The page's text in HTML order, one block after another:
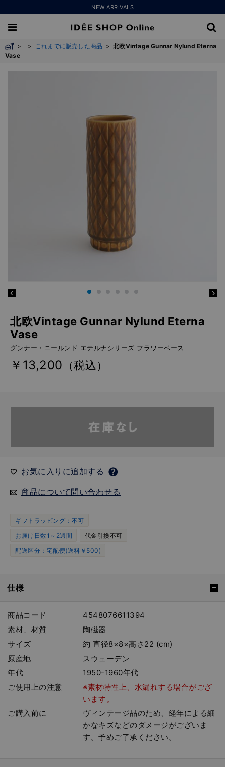
NEW ARRIVALS
> > これまでに販売した商品 >北欧Vintage Gunnar Nylund Eterna
Vase
北欧Vintage Gunnar Nylund Eterna
Vase
グンナー・ニールンド エテルナシリーズ フラワーベース
￥13,200 （税込）
お気に入りに追加する
商品について問い合わせる
ギフトラッピング：不可
お届け日数1～2週間
代金引換不可
配送区分：宅配便(送料￥500)
仕様
商品コード
4548076611394
素材、材質
陶磁器
サイズ
約 直径8×8×高さ22 (cm)
原産地
スウェーデン
年代
1950-1960年代
ご使用上の注意
※素材特性上、水漏れする場合がござ
います。
ご購入前に
ヴィンテージ品のため、経年による細
かなキズなどのダメージがございま
す。予めご了承ください。